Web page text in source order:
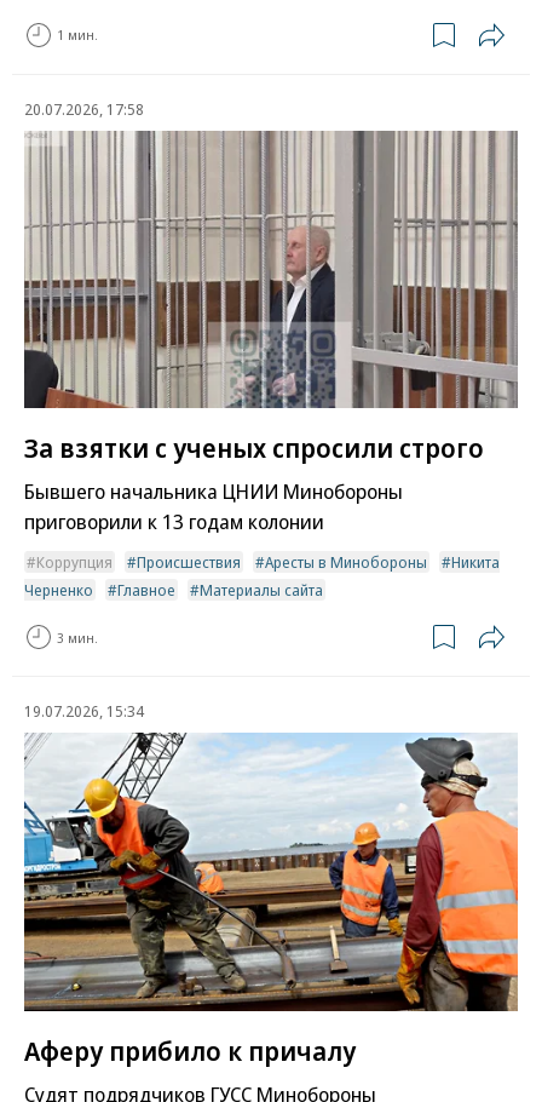
1 мин.
20.07.2026, 17:58
За взятки с ученых спросили строго
Бывшего начальника ЦНИИ Минобороны
приговорили к 13 годам колонии
Коррупция Происшествия Аресты в Минобороны
Никита
Черненко
Главное Материалы сайта
3 мин.
19.07.2026, 15:34
Аферу прибило к причалу
Судят подрядчиков ГУСС Минобороны